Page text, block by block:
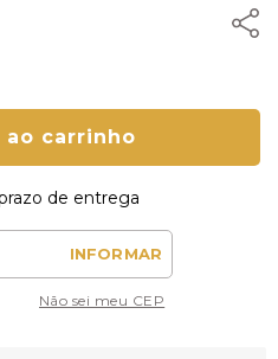
carrinho
de entrega
INFORMAR
Não sei meu CEP